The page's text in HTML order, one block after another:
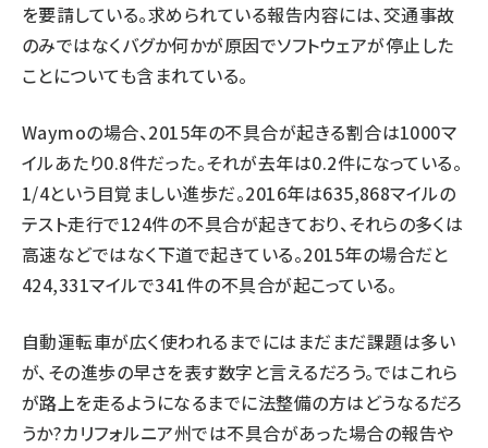
を要請している。求められている報告内容には、交通事故
のみではなくバグか何かが原因でソフトウェアが停止した
ことについても含まれている。
Waymoの場合、2015年の不具合が起きる割合は1000マ
イルあたり0.8件だった。それが去年は0.2件になっている。
1/4という目覚ましい進歩だ。2016年は635,868マイルの
テスト走行で124件の不具合が起きており、それらの多くは
高速などではなく下道で起きている。2015年の場合だと
424,331マイルで341件の不具合が起こっている。
自動運転車が広く使われるまでにはまだまだ課題は多い
が、その進歩の早さを表す数字と言えるだろう。ではこれら
が路上を走るようになるまでに法整備の方はどうなるだろ
うか?カリフォルニア州では不具合があった場合の報告や